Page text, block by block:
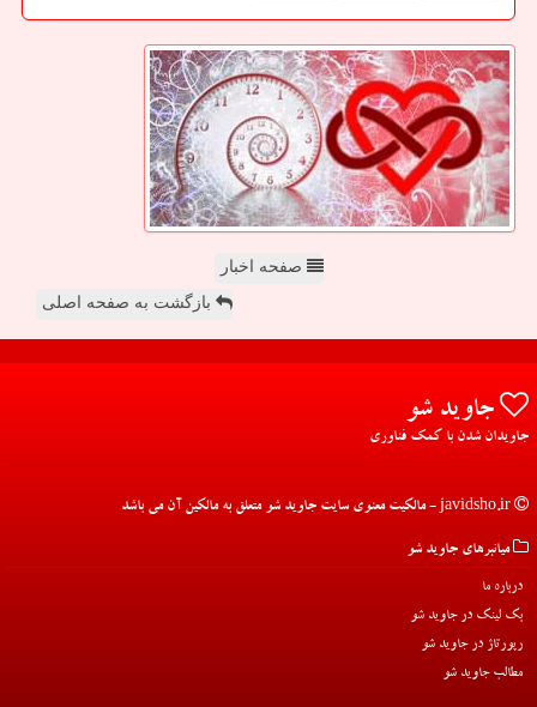
صفحه اخبار
بازگشت به صفحه اصلی
جاوید شو
جاویدان شدن با کمک فناوری
میانبرهای جاوید شو
درباره ما
بک لینک در جاوید شو
رپورتاژ در جاوید شو
مطالب جاوید شو